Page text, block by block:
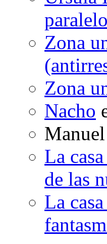
Zona
Zona
Nacho
La
de las
La